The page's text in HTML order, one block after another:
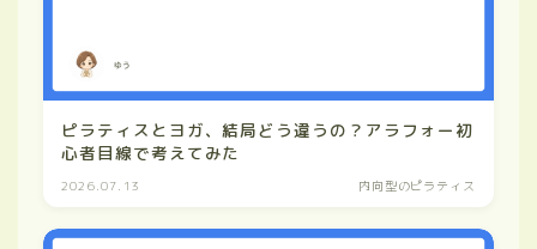
ピラティスとヨガ、結局どう違うの？アラフォー初
心者目線で考えてみた
2026.07.13 内向型のピラティス